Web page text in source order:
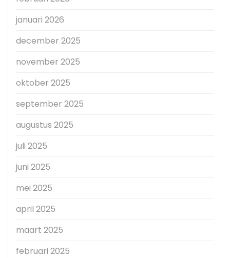
januari 2026
december 2025
november 2025
oktober 2025
september 2025
augustus 2025
juli 2025
juni 2025
mei 2025
april 2025
maart 2025
februari 2025